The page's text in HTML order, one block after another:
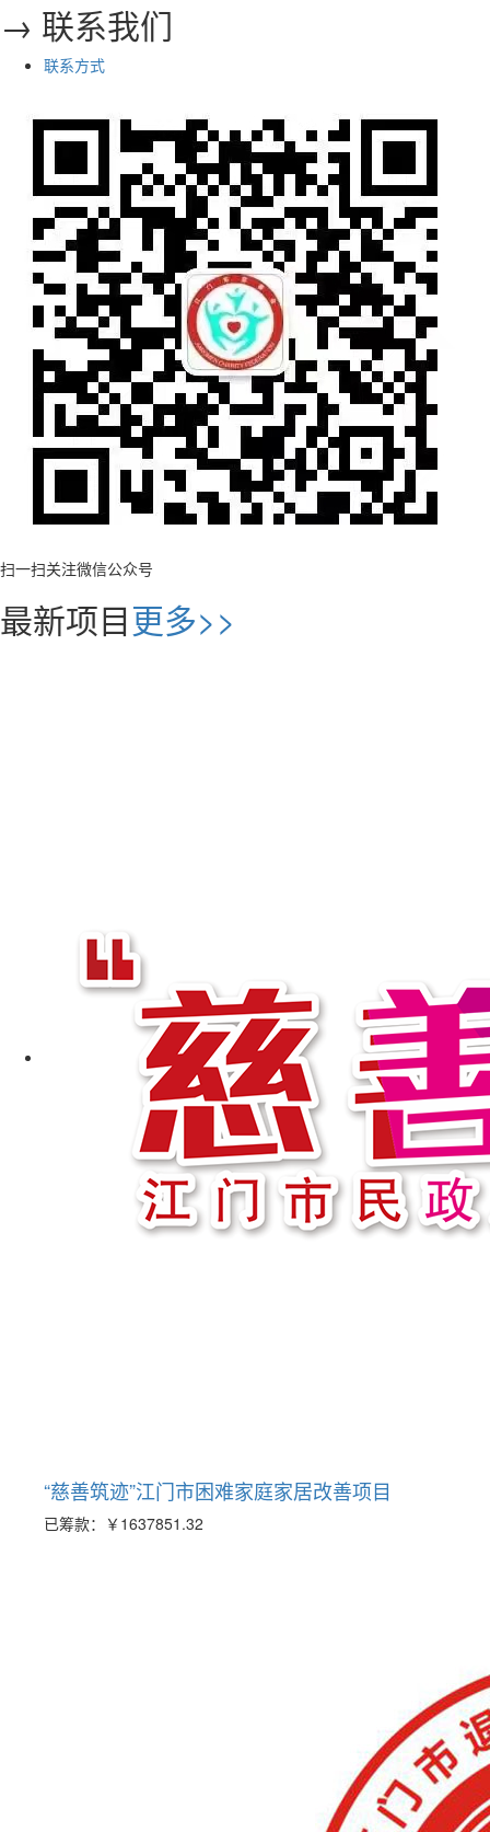
→ 联系我们
联系方式
扫一扫关注微信公众号
最新项目更多>>
“慈善筑迹”江门市困难家庭家居改善项目
已筹款： ￥1637851.32